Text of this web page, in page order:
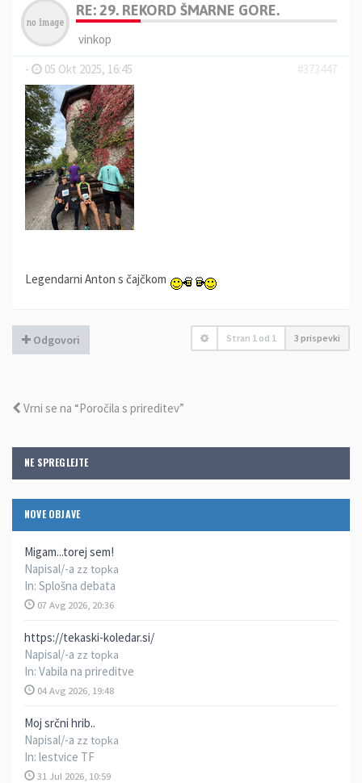
NE SPREGLEJTE
NOVE OBJAVE
Migam...torej sem!
Napisal/-a zz topka
In: Splošna debata
07 Avg 2026, 20:36
https://tekaski-koledar.si/
Napisal/-a zz topka
In: Vabila na prireditve
04 Avg 2026, 19:48
Moj srčni hrib..
Napisal/-a zz topka
In: lestvice TF
31 Jul 2026, 10:59
RE: 29. REKORD ŠMARNE GORE.
vinkop
-
05 Okt 2025, 16:45 #373447
Legendarni Anton s čajčkom
Odgovori Stran 1 od 1 3 prispevki
Vrni se na “Poročila s prireditev”